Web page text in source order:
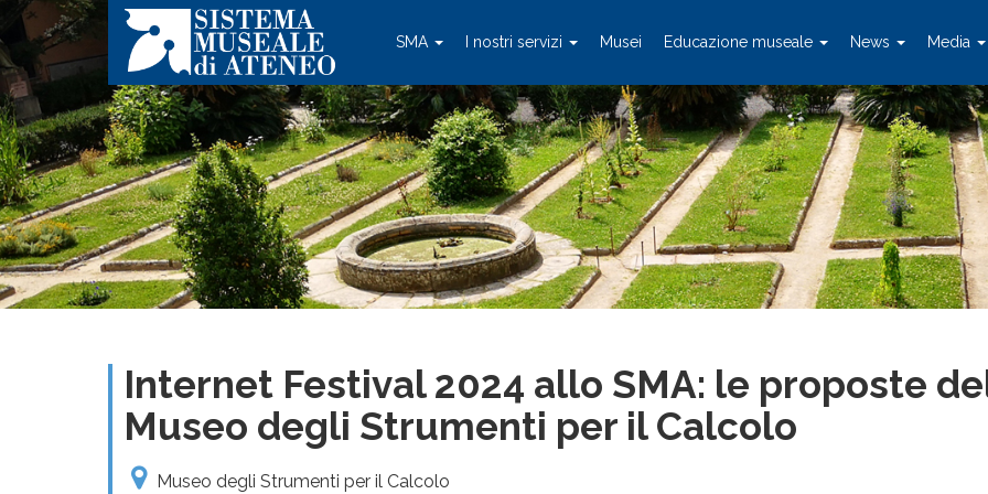
SMA I nostri servizi Musei Educazione museale News Media
Internet Festival 2024 allo SMA: le proposte
Museo degli Strumenti per il Calcolo
Museo degli Strumenti per il Calcolo